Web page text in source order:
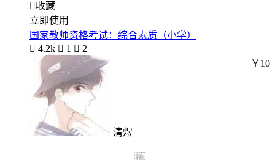
收藏
立即使用
国家教师资格考试：综合素质（小学）
 4.2k  1  2
清煜
￥10